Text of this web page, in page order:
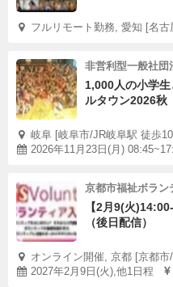
フルリモート勤務, 愛知 [名古
非営利型一般社団
1,000人の小学
ルタウン2026秋
岐阜 [岐阜市/JR岐阜駅 徒歩
2026年11月23日(月)
京都市福祉ボラン
【2月9(火
（後日配信）
オンライン開催, 京都 [京都
2027年2月9日(火),他1日程